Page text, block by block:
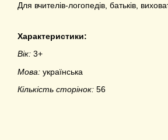
Для вчителів-логопедів, батьків,
Характеристики:
Вік: 3+
Мова: українська
Кількість сторінок: 56